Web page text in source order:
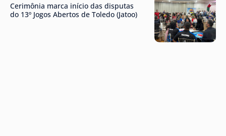
Cerimônia marca início das disputas
do 13º Jogos Abertos de Toledo (Jatoo)